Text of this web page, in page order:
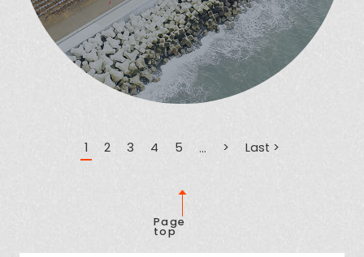
1 2 3 4 5 ... > Last >
Page
top